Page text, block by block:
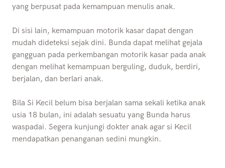
yang berpusat pada kemampuan menulis anak.
Di sisi lain, kemampuan motorik kasar dapat dengan
mudah dideteksi sejak dini. Bunda dapat melihat gejala
gangguan pada perkembangan motorik kasar pada anak
dengan melihat kemampuan berguling, duduk, berdiri,
berjalan, dan berlari anak.
Bila Si Kecil belum bisa berjalan sama sekali ketika anak
usia 18 bulan, ini adalah sesuatu yang Bunda harus
waspadai. Segera kunjungi dokter anak agar si Kecil
mendapatkan penanganan sedini mungkin.